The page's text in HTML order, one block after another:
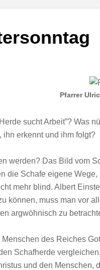
Pfarrer
sucht Arbeit”? Was
ihn erkennt und ihm folgt?
werden? Das Bild vom
die Schafe eigene Wege,
mehr blind. Albert
können, muss man vor
argwöhnisch zu
des Reiches
Schafherde
und den Menschen,